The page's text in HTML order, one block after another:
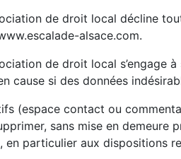
de droit local décline
alsace.com.
de droit local s’engage
cause si des données
(espace contact ou
sans mise en
en particulier aux dispositions